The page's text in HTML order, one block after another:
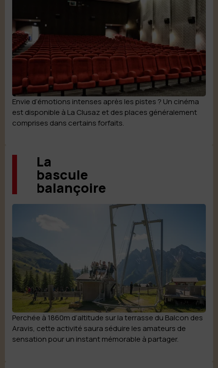
Envie d’émotions intenses après les pistes ? Un cinéma
est disponible à La Clusaz et des places généralement
comprises dans certains forfaits.
La
bascule
balançoire
Perchée à 1860m d’altitude sur la terrasse du Balcon des
Aravis, cette activité saura séduire les amateurs de
sensation pour un instant mémorable à partager.